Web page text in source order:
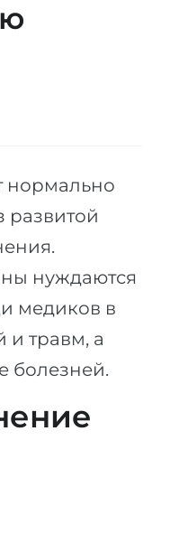
нормально
развитой
нуждаются
медиков в
и травм, а
болезней.